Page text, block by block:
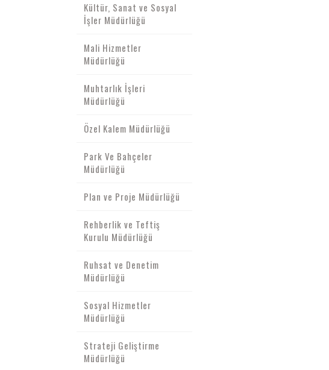
Kültür, Sanat ve Sosyal
İşler Müdürlüğü
Mali Hizmetler
Müdürlüğü
Muhtarlık İşleri
Müdürlüğü
Özel Kalem Müdürlüğü
Park Ve Bahçeler
Müdürlüğü
Plan ve Proje Müdürlüğü
Rehberlik ve Teftiş
Kurulu Müdürlüğü
Ruhsat ve Denetim
Müdürlüğü
Sosyal Hizmetler
Müdürlüğü
Strateji Geliştirme
Müdürlüğü